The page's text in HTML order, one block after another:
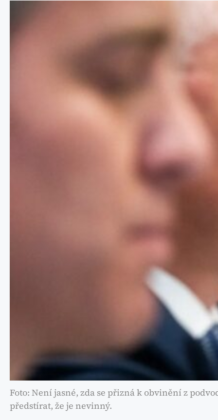
Foto: Není jasné, zda se přizná k obvinění z
předstírat, že je nevinný.